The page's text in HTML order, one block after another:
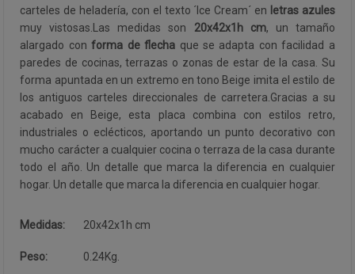
carteles de heladería, con el texto ´Ice Cream´ en letras azules
muy vistosas.Las medidas son 20x42x1h cm, un tamaño
alargado conforma de flecha que se adapta con facilidad a
paredes de cocinas, terrazas o zonas de estar de la casa. Su
forma apuntada en un extremo en tono Beige imita el estilo de
los antiguos carteles direccionales de carretera.Gracias a su
acabado en Beige, esta placa combina con estilos retro,
industriales o eclécticos, aportando un punto decorativo con
mucho carácter a cualquier cocina o terraza de la casa durante
todo el año. Un detalle que marca la diferencia en cualquier
hogar. Un detalle que marca la diferencia en cualquier hogar.
Medidas: 20x42x1h cm
Peso: 0.24Kg.